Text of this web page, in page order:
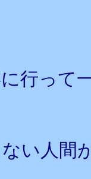
行って
い人間